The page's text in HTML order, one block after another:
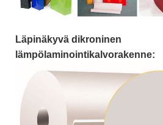
Läpinäkyvä dikroninen
lämpölaminointikalvorakenne: